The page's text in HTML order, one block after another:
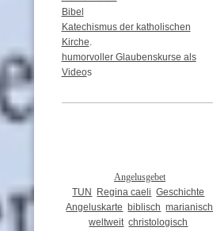
Bibel
Katechismus der katholischen
Kirche.
humorvoller Glaubenskurse als
Videos
Angelusgebet
TUN
Regina caeli Geschichte
Angeluskarte biblisch marianisch
weltweit christologisch